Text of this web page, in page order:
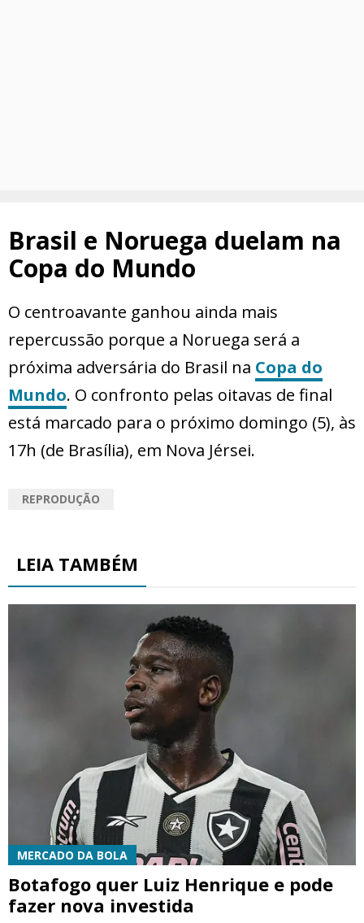
Brasil e Noruega duelam na
Copa do Mundo
O centroavante ganhou ainda mais
repercussão porque a Noruega será a
próxima adversária do Brasil na Copa do
Mundo. O confronto pelas oitavas de final
está marcado para o próximo domingo (5), às
17h (de Brasília), em Nova Jérsei.
REPRODUÇÃO
LEIA TAMBÉM
MERCADO DA BOLA
Botafogo quer Luiz Henrique e pode
fazer nova investida